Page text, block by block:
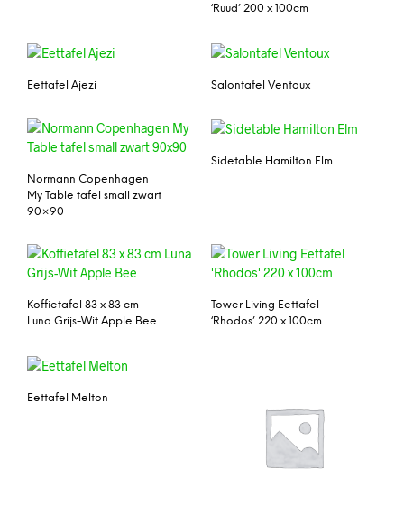
‘Ruud’ 200 x 100cm
Eettafel Ajezi Salontafel Ventoux
Normann Copenhagen
My Table tafel small zwart
90×90
Sidetable Hamilton Elm
Koffietafel 83 x 83 cm
Luna Grijs-Wit Apple Bee
Tower Living Eettafel
‘Rhodos’ 220 x 100cm
Eettafel Melton